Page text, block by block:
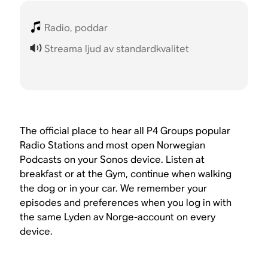
Radio, poddar
Streama ljud av standardkvalitet
The official place to hear all P4 Groups popular
Radio Stations and most open Norwegian
Podcasts on your Sonos device. Listen at
breakfast or at the Gym, continue when walking
the dog or in your car. We remember your
episodes and preferences when you log in with
the same Lyden av Norge-account on every
device.